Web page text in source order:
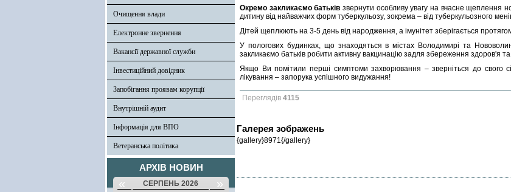
Очищення влади
Електронне звернення
Вакансії державної служби
Інвестиційний довідник
Запобігання проявам корупції
Внутрішній аудит
Інформація для ВПО
Ветеранська політика
АРХІВ НОВИН
« СЕРПЕНЬ 2026 »
Окремо закликаємо батьків звернути особливу увагу на вчасне
дитину від найважчих форм туберкульозу, зокрема – від туберкульозного
Дітей щеплюють на 3-5 день від народження, а імунітет зберігається
У пологових будинках, що знаходяться в містах Володимирі та
закликаємо батьків робити активну вакцинацію задля збереження здоров'я
Якщо Ви помітили перші симптоми захворювання – зверніться до свого
лікування – запорука успішного видужання!
Переглядів 4115
Галерея зображень
{gallery}8971{/gallery}